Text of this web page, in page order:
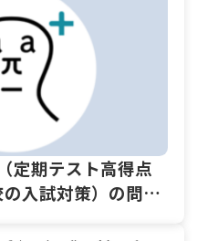
定期テスト高得点
入試対策）の問題